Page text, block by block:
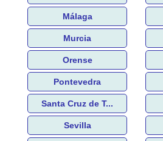
Málaga
Murcia
Orense
Pontevedra
Santa Cruz de T...
Sevilla